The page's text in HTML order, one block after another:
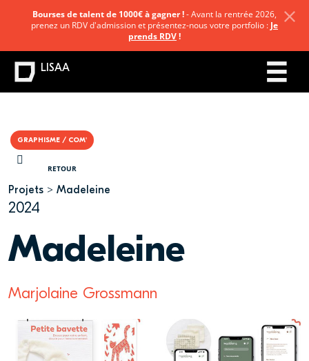
GRAPHISME / COM'
RETOUR
Projets Madeleine
2024
Madeleine
Marjolaine Grossmann
Bourses de talent de 1000€ à gagner !- Avant la rentrée 2026,
prenez un RDV d'admission et présentez-nous votre portfolio : Je
prends RDV!
LISAA